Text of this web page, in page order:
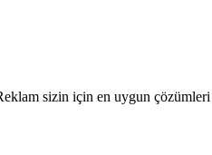
sizin için en uygun